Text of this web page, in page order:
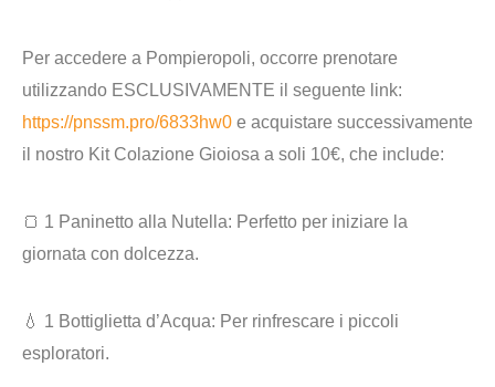
Per accedere a Pompieropoli, occorre prenotare
utilizzando ESCLUSIVAMENTE il seguente link:
https://pnssm.pro/6833hw0 e acquistare successivamente
il nostro Kit Colazione Gioiosa a soli 10€, che include:
🍞 1 Paninetto alla Nutella: Perfetto per iniziare la
giornata con dolcezza.
💧 1 Bottiglietta d’Acqua: Per rinfrescare i piccoli
esploratori.